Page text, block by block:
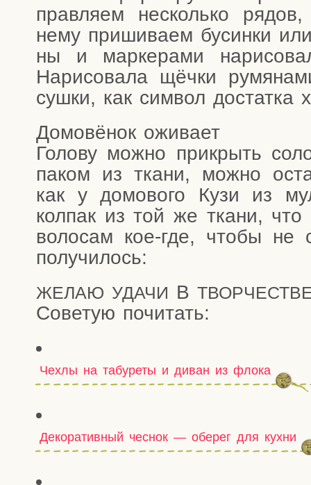
прав­ля­ем несколь­ко
нему при­ши­ва­ем бусин­ки
ны и мар­ке­ра­ми
Нари­со­ва­ла щёч­ки
суш­ки, как сим­вол достат­ка
Домо­вё­нок оживает
Голо­ву мож­но при­крыть
па­ком из тка­ни, мож­но
как у домо­во­го Кузи из
кол­пак из той же тка­ни,
воло­сам кое-где, что­бы
получилось:
ЖЕЛАЮ УДАЧИ В
Сове­тую почитать:
Чехлы на табуреты и диван из флока
Декоративный чеснок — оберег для кухни